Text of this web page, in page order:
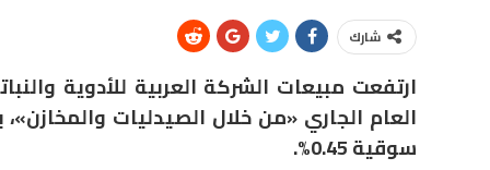
شارك
ارتفعت مبيعات الشركة العربية للأدوية
العام الجاري
سوقية 0.45%.